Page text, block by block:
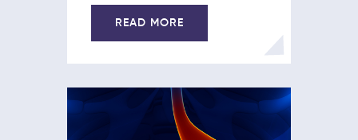
READ MORE